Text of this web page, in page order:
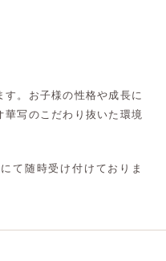
。お子様の性格や成長に
華写のこだわり抜いた環境
て随時受け付けておりま